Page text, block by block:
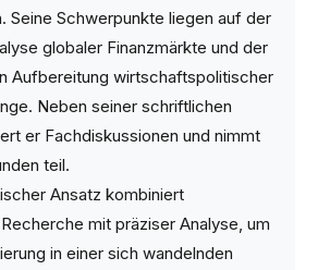
Seine Schwerpunkte liegen auf der
globaler Finanzmärkte und der
Aufbereitung wirtschaftspolitischer
Neben seiner schriftlichen
er Fachdiskussionen und nimmt
teil.
Ansatz kombiniert
mit präziser Analyse, um
in einer sich wandelnden